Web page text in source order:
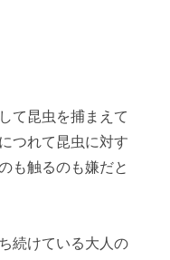
て昆虫を捕まえて
つれて昆虫に対す
も触るのも嫌だと
続けている大人の